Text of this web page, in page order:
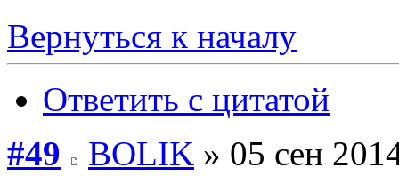
Вернуться к началу
Ответить с цитатой
#49
BOLIK » 05 сен